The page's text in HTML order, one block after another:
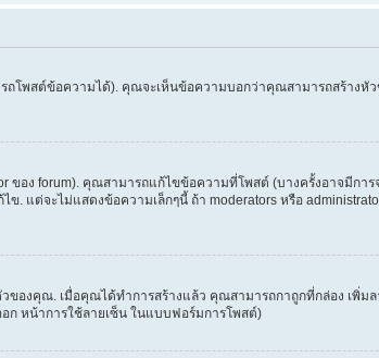
พสต์ข้อความได้). คุณจะเห็นข้อความบอกว่าคุณสามารถสร้างหั
ของ forum). คุณสามารถแก้ไขข้อความที่โพสต์ (บางครั้งอาจมี
ต่จะไม่แสดงข้อความเล็กๆนี้ ถ้า moderators หรือ
งคุณ. เมื่อคุณได้ทำการสร้างแล้ว คุณสามารถกาถูกที่กล่อง เพิ่
ก หน้าการใช้ลายเซ็น ในแบบฟอร์มการโพสต์)